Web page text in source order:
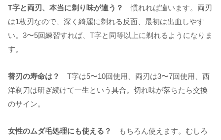
T字と両刃、本当に剃り味が違う？
慣れれば違います。両刃
は1枚刃なので、深く綺麗に剃れる反面、最初は出血しやす
い。3〜5回練習すれば、T字と同等以上に剃れるようになりま
す。
替刃の寿命は？
T字は5〜10回使用、両刃は3〜7回使用、西
洋剃刀は研ぎ続けて一生という具合。切れ味が落ちたら交換
のサイン。
女性のムダ毛処理にも使える？
もちろん使えます。むしろ